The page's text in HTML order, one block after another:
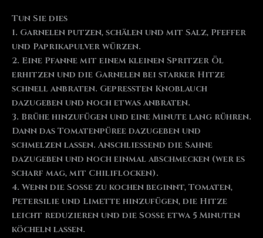
Tun Sie dies
1. Garnelen putzen, schälen und mit Salz, Pfeffer
und Paprikapulver würzen.
2. Eine Pfanne mit einem kleinen Spritzer Öl
erhitzen und die Garnelen bei starker Hitze
schnell anbraten. Gepressten Knoblauch
dazugeben und noch etwas anbraten.
3. Brühe hinzufügen und eine Minute lang rühren.
Dann das Tomatenpüree dazugeben und
schmelzen lassen. Anschließend die Sahne
dazugeben und noch einmal abschmecken (wer es
scharf mag, mit Chiliflocken).
4. Wenn die Soße zu kochen beginnt, Tomaten,
Petersilie und Limette hinzufügen, die Hitze
leicht reduzieren und die Soße etwa 5 Minuten
köcheln lassen.